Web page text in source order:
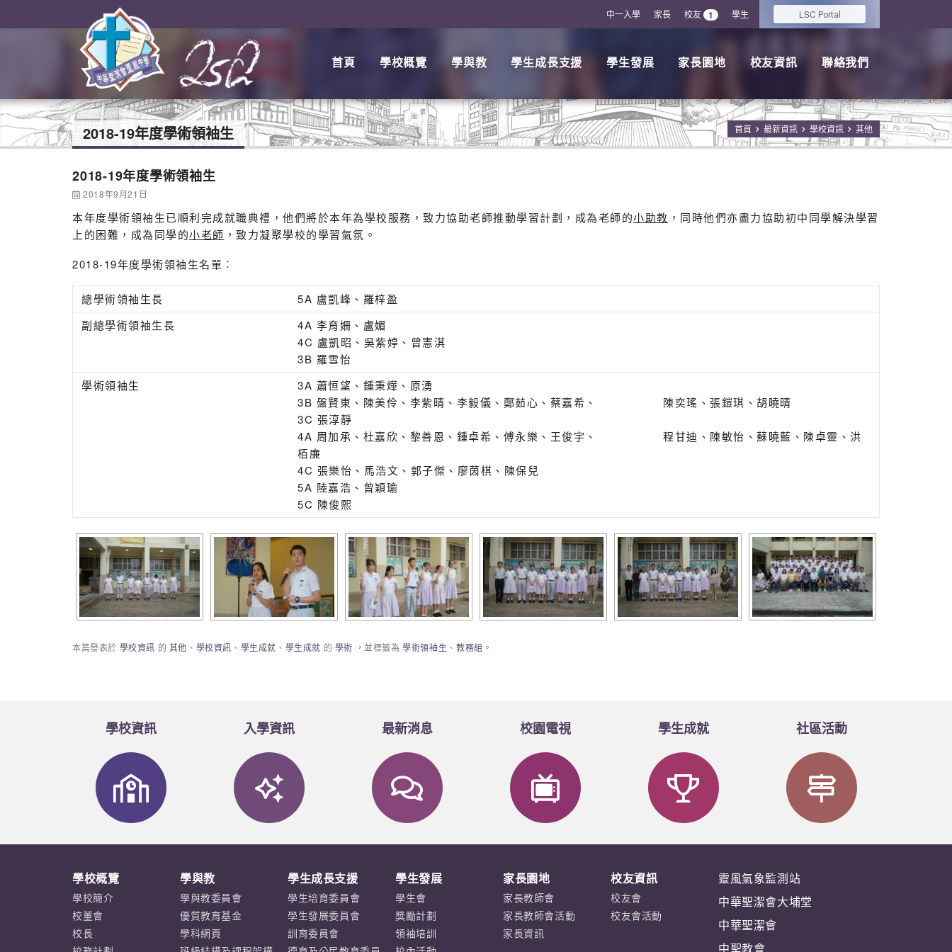
中一入學 家長 校友 1 學生 LSC Portal
首頁 學校概覽 學與教 學生成長支援 學生發展 家長園地 校友資訊 聯絡我們
首頁 最新資訊 學校資訊 其他
2018-19年度學術領袖生
2018-19年度學術領袖生
2018年9月21日
本年度學術領袖生已順利完成就職典禮，他們將於本年為學校服務，致力協助老師推動學習計劃，成為老師的小助教 ，同時他們亦盡力協助初中同學解決學習
上的困難，成為同學的小老師 ，致力凝聚學校的學習氣氛。
2018-19年度學術領袖生名單︰
總學術領袖生長
5A 盧凱峰、羅梓盈
副總學術領袖生長
4A 李育姍、盧媚
4C 盧凱昭、吳紫婷、曾憲淇
3B 羅雪怡
學術領袖生
3A 蕭恒望、鍾秉燁、原湧
3B 盤賢東、陳美伶、李紫晴、李毅儀、鄭茹心、蔡嘉希、 陳奕瑤、張鎧琪、胡曉晴
3C 張淳靜
4A 周加承、杜嘉欣、黎善恩、鍾卓希、傅永樂、王俊宇、 程甘迪、陳敏怡、蘇曉藍、陳卓靈、洪
栢廉
4C 張樂怡、馬浩文、郭子傑、廖茵棋、陳保兒
5A 陸嘉浩、曾穎瑜
5C 陳俊熙
本篇發表於 學校資訊 的 其他 、 學校資訊 、 學生成就 、 學生成就 的 學術 ，並標籤為學術領袖生 、 教務組 。
學校資訊 入學資訊 最新消息 校園電視 學生成就 社區活動
學校概覽
學校簡介
校董會
校長
學與教
學與教委員會
優質教育基金
學科網頁
學生成長支援
學生培育委員會
學生發展委員會
訓育委員會
學生發展
學生會
獎勵計劃
領袖培訓
家長園地
家長教師會
家長教師會活動
家長資訊
校友資訊
校友會
校友會活動
靈風氣象監測站
中華聖潔會大埔堂
中華聖潔會
中聖教會